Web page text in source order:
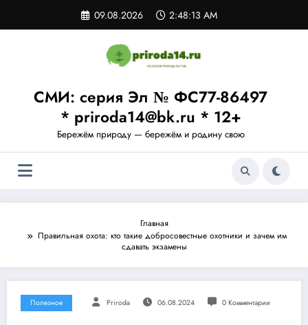
содержимому
09.08.2026 2:48:14 AM
СМИ: серия Эл № ФС77-86497
* priroda14@bk.ru * 12+
Бережём природу — бережём и родину свою
Главная
Правильная охота: кто такие добросовестные охотники и зачем им
сдавать экзамены
Полезное Priroda 06.08.2024 0 Комментарии